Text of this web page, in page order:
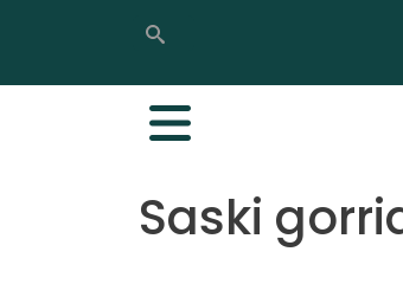
Bilatu
Bilatu
Saski